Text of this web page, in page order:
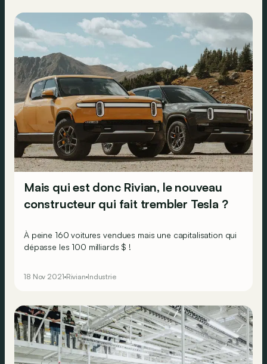
Mais qui est donc Rivian, le nouveau
constructeur qui fait trembler Tesla ?
À peine 160 voitures vendues mais une capitalisation qui
dépasse les 100 milliards $ !
18 Nov 2021 Rivian Industrie